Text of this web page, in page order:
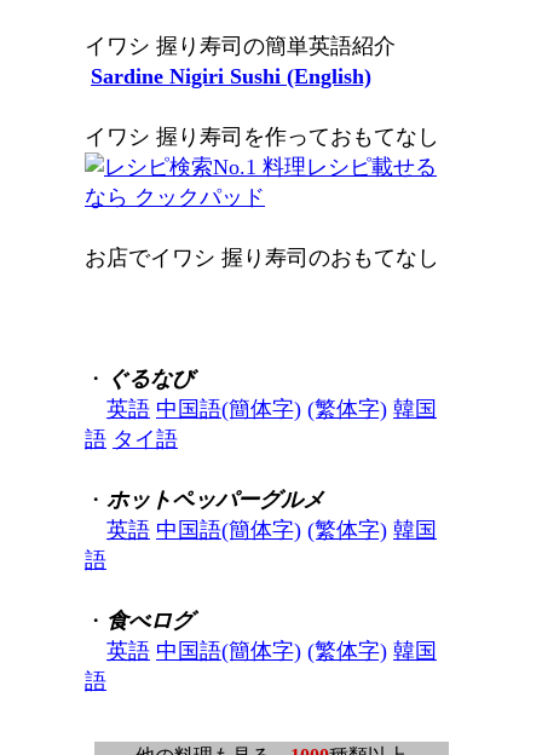
イワシ 握り寿司の簡単英語紹介
Sardine Nigiri Sushi (English)
イワシ 握り寿司を作っておもてなし
お店でイワシ 握り寿司のおもてなし
・ ぐるなび
英語 中国語(簡体字) (繁体字) 韓国
語 タイ語
・ ホットペッパーグルメ
英語 中国語(簡体字) (繁体字) 韓国
語
・ 食べログ
英語 中国語(簡体字) (繁体字) 韓国
語